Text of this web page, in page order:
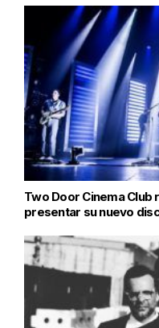
Two Door Cinema
presentar su nuevo